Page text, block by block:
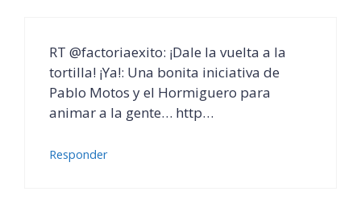
RT @factoriaexito: ¡Dale la vuelta a la
tortilla! ¡Ya!: Una bonita iniciativa de
Pablo Motos y el Hormiguero para
animar a la gente… http…
Responder